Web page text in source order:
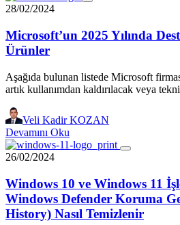
28/02/2024
Microsoft’un 2025 Yılında
Ürünler
Aşağıda bulunan listede Microsoft
artık kullanımdan kaldırılacak veya
Veli Kadir KOZAN
Devamını Oku
26/02/2024
Windows 10 ve Windows 11
Windows Defender Koruma
History) Nasıl Temizlenir